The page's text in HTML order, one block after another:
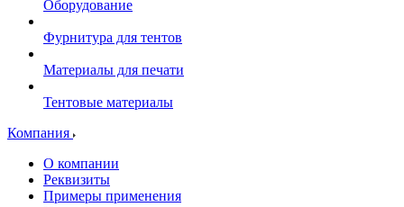
Оборудование
Фурнитура для тентов
Материалы для печати
Тентовые материалы
Компания
О компании
Реквизиты
Примеры применения